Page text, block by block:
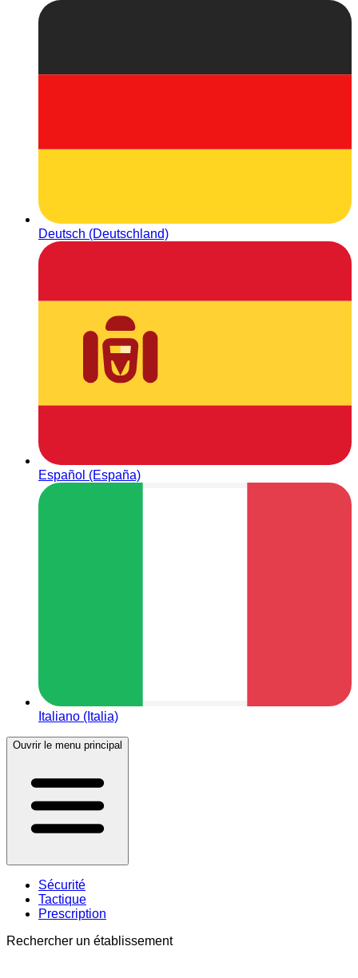
Deutsch (Deutschland)
Español (España)
Italiano (Italia)
Ouvrir le menu principal
Sécurité
Tactique
Prescription
Rechercher un établissement